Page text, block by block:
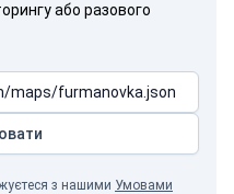
або разового
з нашими Умовами